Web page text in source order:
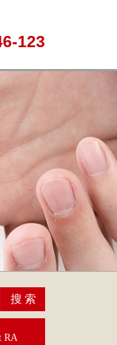
123
搜 索
RA